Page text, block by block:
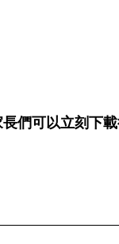
們可以立刻下